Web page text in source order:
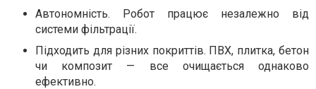
Автономність. Робот працює незалежно від
системи фільтрації.
Підходить для різних покриттів. ПВХ, плитка, бетон
чи композит — все очищається однаково
ефективно.